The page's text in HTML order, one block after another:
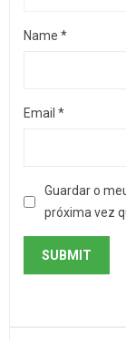
Name *
Email *
Guardar o
próxima vez